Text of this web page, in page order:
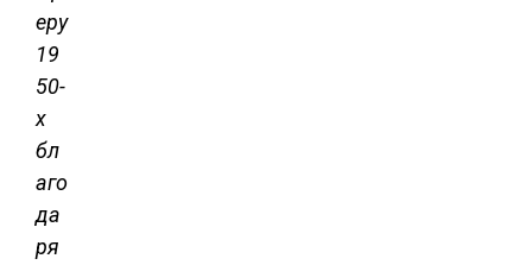
еру
19
50-
х
бл
аго
да
ря